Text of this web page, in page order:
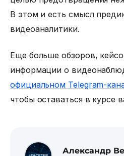
В этом и есть смысл
видеоаналитики.
Еще больше обзоров,
информации о
официальном Telegram-
чтобы оставаться в курсе
Александр